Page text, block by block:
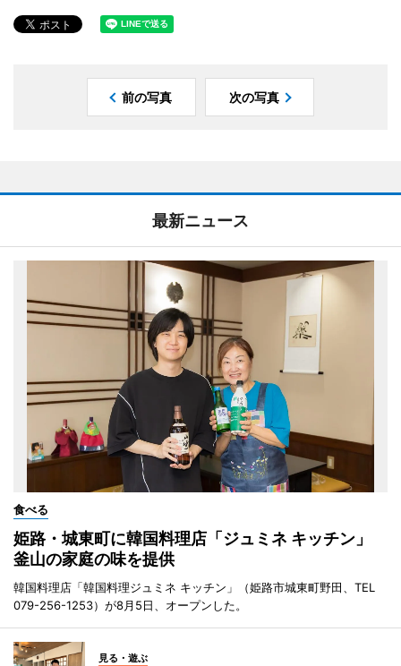
前の写真 次の写真
最新ニュース
食べる
姫路・城東町に韓国料理店「ジュミネ キッチン」
釜山の家庭の味を提供
韓国料理店「韓国料理ジュミネ キッチン」（姫路市城東町野田、TEL
079-256-1253）が8月5日、オープンした。
見る・遊ぶ